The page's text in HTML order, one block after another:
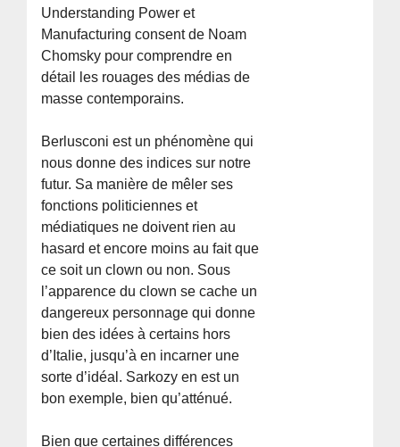
Understanding Power et
Manufacturing consent de Noam
Chomsky pour comprendre en
détail les rouages des médias de
masse contemporains.
Berlusconi est un phénomène qui
nous donne des indices sur notre
futur. Sa manière de mêler ses
fonctions politiciennes et
médiatiques ne doivent rien au
hasard et encore moins au fait que
ce soit un clown ou non. Sous
l’apparence du clown se cache un
dangereux personnage qui donne
bien des idées à certains hors
d’Italie, jusqu’à en incarner une
sorte d’idéal. Sarkozy en est un
bon exemple, bien qu’atténué.
Bien que certaines différences